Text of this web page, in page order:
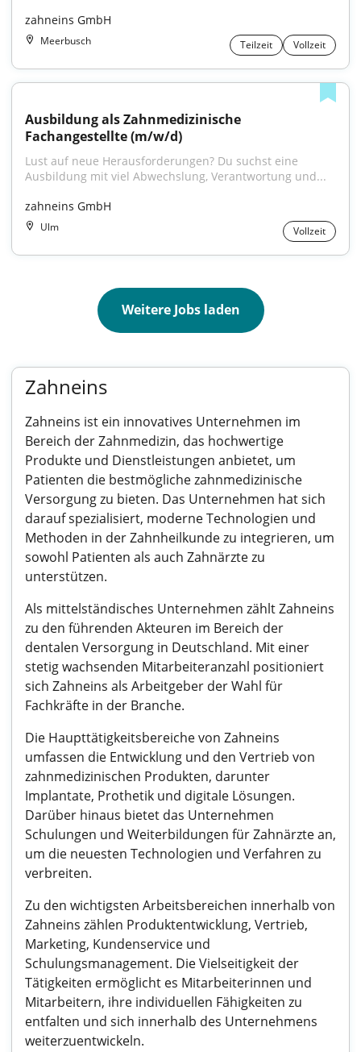
zahneins GmbH
Meerbusch Teilzeit Vollzeit
Ausbildung als Zahnmedizinische
Fachangestellte (m/w/d)
Lust auf neue Herausforderungen? Du suchst eine
Ausbildung mit viel Abwechslung, Verantwortung und...
zahneins GmbH
Ulm Vollzeit
Weitere Jobs laden
Zahneins
Zahneins ist ein innovatives Unternehmen im
Bereich der Zahnmedizin, das hochwertige
Produkte und Dienstleistungen anbietet, um
Patienten die bestmögliche zahnmedizinische
Versorgung zu bieten. Das Unternehmen hat sich
darauf spezialisiert, moderne Technologien und
Methoden in der Zahnheilkunde zu integrieren, um
sowohl Patienten als auch Zahnärzte zu
unterstützen.
Als mittelständisches Unternehmen zählt Zahneins
zu den führenden Akteuren im Bereich der
dentalen Versorgung in Deutschland. Mit einer
stetig wachsenden Mitarbeiteranzahl positioniert
sich Zahneins als Arbeitgeber der Wahl für
Fachkräfte in der Branche.
Die Haupttätigkeitsbereiche von Zahneins
umfassen die Entwicklung und den Vertrieb von
zahnmedizinischen Produkten, darunter
Implantate, Prothetik und digitale Lösungen.
Darüber hinaus bietet das Unternehmen
Schulungen und Weiterbildungen für Zahnärzte an,
um die neuesten Technologien und Verfahren zu
verbreiten.
Zu den wichtigsten Arbeitsbereichen innerhalb von
Zahneins zählen Produktentwicklung, Vertrieb,
Marketing, Kundenservice und
Schulungsmanagement. Die Vielseitigkeit der
Tätigkeiten ermöglicht es Mitarbeiterinnen und
Mitarbeitern, ihre individuellen Fähigkeiten zu
entfalten und sich innerhalb des Unternehmens
weiterzuentwickeln.